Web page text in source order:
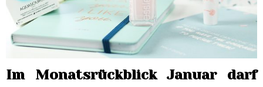
Im Monatsrückblick Januar darf